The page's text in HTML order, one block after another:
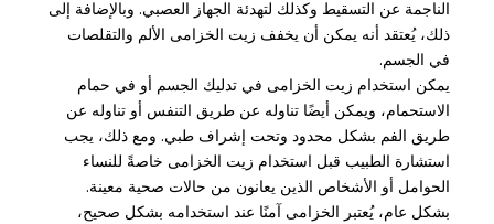
الناجمة عن التسقيط وكذلك لتهدئة الجهاز العصبي. وبالإضافة إلى
ذلك، يُعتقد أنه يمكن أن يخفف زيت الخزامى الألم والتقلصات
في الجسم.
يمكن استخدام زيت الخزامى في تدليك الجسم أو في حمام
الاستحمام، ويمكن أيضًا تناوله عن طريق التنفس أو تناوله عن
طريق الفم بشكل محدود وتحت إشراف طبي. ومع ذلك، يجب
استشارة الطبيب قبل استخدام زيت الخزامى خاصةً للنساء
الحوامل أو الأشخاص الذين يعانون من حالات صحية معينة.
بشكل عام، يُعتبر الخزامى آمنًا عند استخدامه بشكل صحيح،